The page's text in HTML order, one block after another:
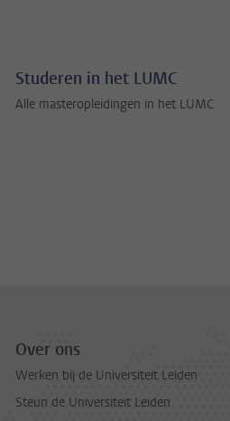
Studeren in het LUMC
Alle masteropleidingen in het LUMC
Over ons
Werken bij de Universiteit Leiden
Steun de Universiteit Leiden